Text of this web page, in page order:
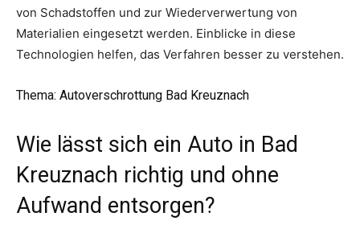
von Schadstoffen und zur Wiederverwertung von
Materialien eingesetzt werden. Einblicke in diese
Technologien helfen, das Verfahren besser zu verstehen.
Thema: Autoverschrottung Bad Kreuznach
Wie lässt sich ein Auto in Bad
Kreuznach richtig und ohne
Aufwand entsorgen?